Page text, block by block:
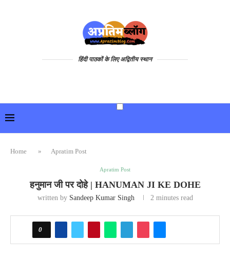
हिंदी पाठकों के लिए अद्वितीय स्थान
Home » Apratim Post
Apratim Post
हनुमान जी पर दोहे | HANUMAN JI KE DOHE
written by Sandeep Kumar Singh 2 minutes read
0